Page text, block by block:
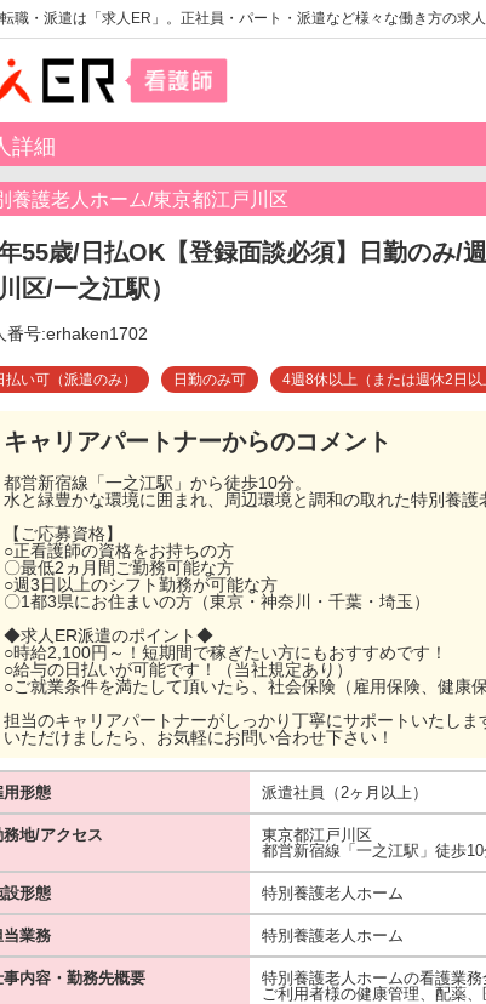
職・派遣は「求人ER」。正社員・パート・派遣など様々な働き方の求人
詳細
養護老人ホーム/東京都江戸川区
55歳/日払OK【登録面談必須】日勤のみ
区/一之江駅）
番号:erhaken1702
払い可（派遣のみ） 日勤のみ可 4週8休以上（または週休2日以
キャリアパートナーからのコメント
都営新宿線「一之江駅」から徒歩10分。
水と緑豊かな環境に囲まれ、周辺環境と調和の取れた特別養護
【ご応募資格】
○正看護師の資格をお持ちの方
〇最低2ヵ月間ご勤務可能な方
○週3日以上のシフト勤務が可能な方
〇1都3県にお住まいの方（東京・神奈川・千葉・埼玉）
◆求人ER派遣のポイント◆
○時給2,100円～！短期間で稼ぎたい方にもおすすめです！
○給与の日払いが可能です！（当社規定あり）
○ご就業条件を満たして頂いたら、社会保険（雇用保険、健康
担当のキャリアパートナーがしっかり丁寧にサポートいたし
いただけましたら、お気軽にお問い合わせ下さい！
用形態 派遣社員（2ヶ月以上）
務地/アクセス
東京都江戸川区
都営新宿線「一之江駅」徒歩10
設形態 特別養護老人ホーム
当業務 特別養護老人ホーム
事内容・勤務先概要
特別養護老人ホームの看護業務
ご利用者様の健康管理、配薬